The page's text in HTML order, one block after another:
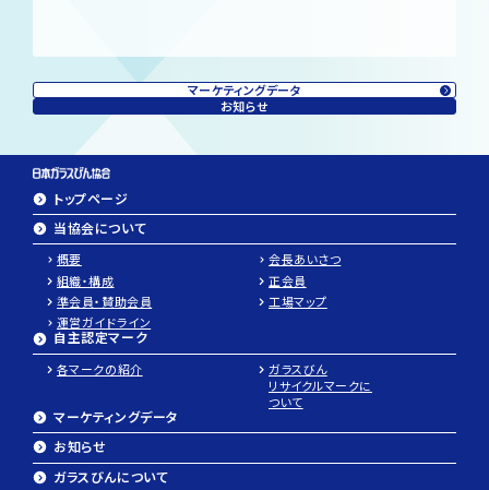
マーケティングデータ
お知らせ
トップページ
当協会について
概要
会長あいさつ
組織・構成
正会員
準会員・賛助会員
工場マップ
運営ガイドライン
自主認定マーク
各マークの紹介
ガラスびん
リサイクルマークに
ついて
マーケティングデータ
お知らせ
ガラスびんについて